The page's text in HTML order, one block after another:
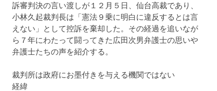
訴審判決の言い渡しが１２月５日、仙台高裁であり、
小林久起裁判長は「憲法９乗に明白に違反するとは言
えない」として控訴を棄却した。その経過を追いなが
ら７年にわたって闘ってきた広田次男弁護士の思いや
弁護士たちの声を紹介する。
裁判所は政府にお墨付きを与える機関ではない
経緯